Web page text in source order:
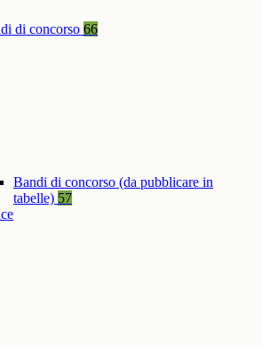
di concorso 66
Bandi di concorso (da pubblicare in
tabelle) 57